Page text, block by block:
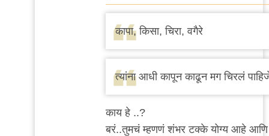
In
reply
to
कापा,
किसा,
चिरा,
वगैरे
by
कापा, किसा, चिरा, वगैरे
त्यांना आधी कापून काढून मग चिरलं
काय हे ..?
बरं..तुमचं म्हणणं शंभर टक्के योग्य आहे